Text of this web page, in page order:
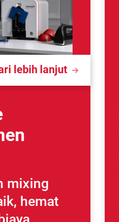
lebih lanjut
mixing
hemat